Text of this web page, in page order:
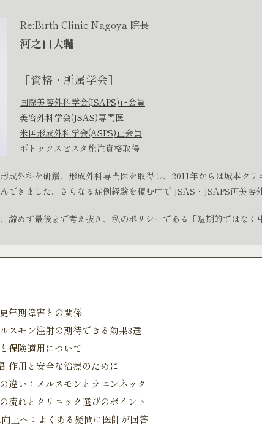
Re:Birth Clinic Nagoya 院長
河之口大輔
［資格・所属学会］
国際美容外科学会(ISAPS)正会員
美容外科学会(JSAS)専門医
米国形成外科学会(ASPS)正会員
ボトックスビスタ施注資格取得
成外科を研鑽、形成外科専門医を取得し、2011年からは城本ク
できました。さらなる症例経験を積む中で JSAS・JSAPS両美
諦めず最後まで考え抜き、私のポリシーである「短期的ではな
年期障害との関係
スモン注射の期待できる効果3選
保険適用について
作用と安全な治療のために
違い：メルスモンとラエンネック
流れとクリニック選びのポイント
上へ：よくある疑問に医師が回答